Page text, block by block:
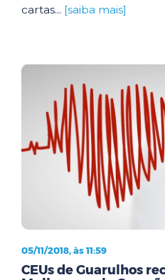
cartas... [saiba mais]
05/11/2018, às 11:59
CEUs de Guarulhos